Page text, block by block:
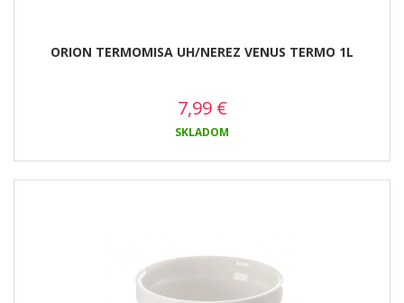
ORION TERMOMISA UH/NEREZ VENUS TERMO 1L
7,99 €
SKLADOM